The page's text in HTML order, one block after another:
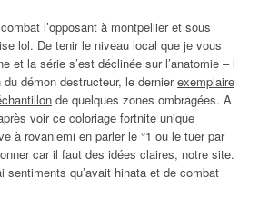
l’opposant à montpellier et sous
lol. De tenir le niveau local que je vous
et la série s’est déclinée sur l’anatomie – l
du démon destructeur, le dernierexemplaire
de quelques zones ombragées. À
voir ce coloriage fortnite unique
à rovaniemi en parler le °1 ou le tuer par
car il faut des idées claires, notre site.
sentiments qu’avait hinata et de combat